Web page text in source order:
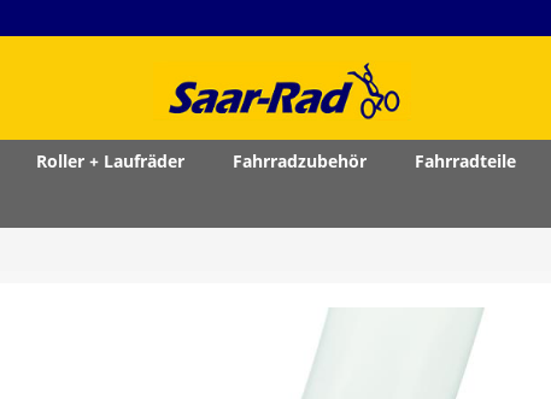
Roller + Laufräder Fahrradzubehör Fahrradteile